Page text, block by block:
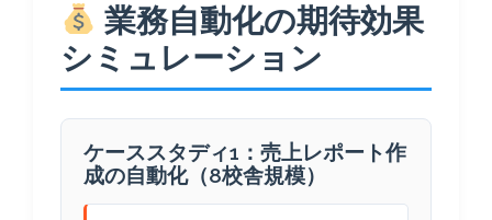
業務自動化の期待効果
シミュレーション
ケーススタディ1：売上レポート作
成の自動化（8校舎規模）